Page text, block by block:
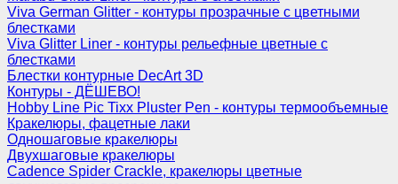
Viva German Glitter - контуры прозрачные с цветными
блестками
Viva Glitter Liner - контуры рельефные цветные с
блестками
Блестки контурные DecArt 3D
Контуры - ДЁШЕВО!
Hobby Line Pic Tixx Pluster Pen - контуры термообъемные
Кракелюры, фацетные лаки
Одношаговые кракелюры
Двухшаговые кракелюры
Cadence Spider Crackle, кракелюры цветные